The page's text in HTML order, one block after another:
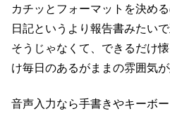
カチッとフォーマットを決め
日記というより報告書みたいで
そうじゃなくて、できるだけ
け毎日のあるがままの雰囲気が
音声入力なら手書きやキーボ